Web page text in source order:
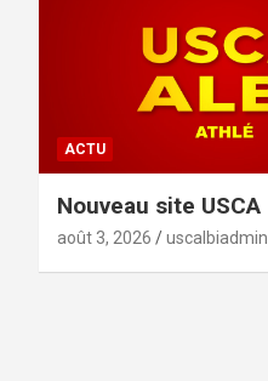
ACTU
Nouveau site USCA
août 3, 2026 uscalbiadmin